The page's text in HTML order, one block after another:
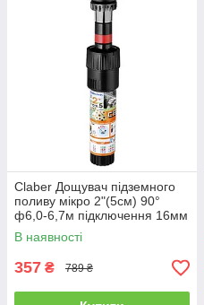
Claber Дощувач підземного
поливу мікро 2"(5см) 90°
ф6,0-6,7м підключення 16мм
COLIBRI
В наявності
357 ₴ 789 ₴